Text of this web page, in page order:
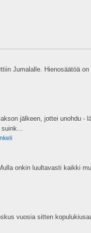
Jumalalle. Hienosäätöä
jälkeen, jottei unohdu -
suink...
onkin luultavasti kaikki
vuosia sitten